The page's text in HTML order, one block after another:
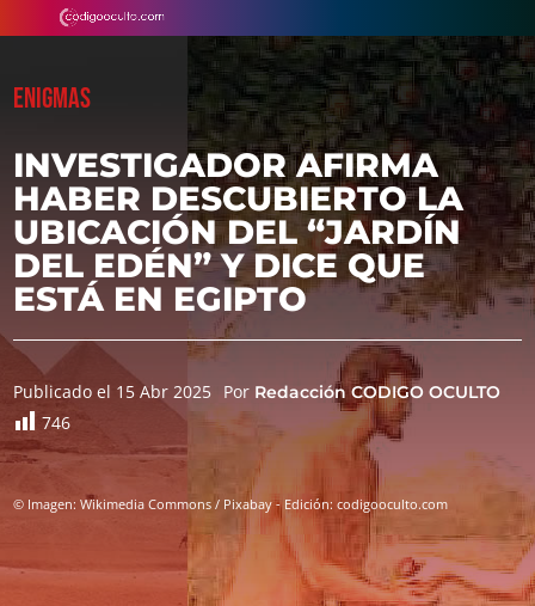
ENIGMAS
INVESTIGADOR AFIRMA
HABER DESCUBIERTO LA
UBICACIÓN DEL “JARDÍN
DEL EDÉN” Y DICE QUE
ESTÁ EN EGIPTO
Publicado el 15 Abr 2025 Por Redacción CODIGO OCULTO
746
© Imagen: Wikimedia Commons / Pixabay - Edición: codigooculto.com